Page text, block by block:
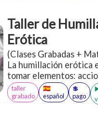
¿Cómo tengo una
tipo de sumis* hay?
Taller de
Erótica
(Clases Grabadas +
La humillación erótica
tomar elementos:
objetos, palabras que
exterior" subjetivo de
nos parecerían
taller
grabado
🇪🇸
español
💲
pago